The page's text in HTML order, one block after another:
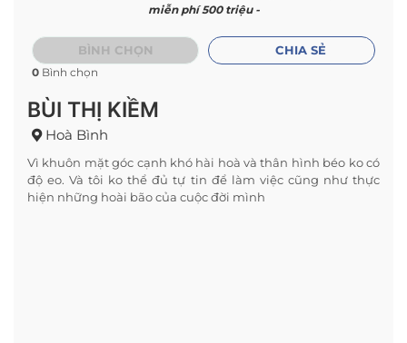
miễn phí 500 triệu -
BÌNH CHỌN
0 Bình chọn
CHIA SẺ
BÙI THỊ KIỀM
Hoà Bình
Vì khuôn mặt góc cạnh khó hài hoà và thân hình béo ko có
độ eo. Và tôi ko thể đủ tự tin để làm việc cũng như thực
hiện những hoài bão của cuộc đời mình